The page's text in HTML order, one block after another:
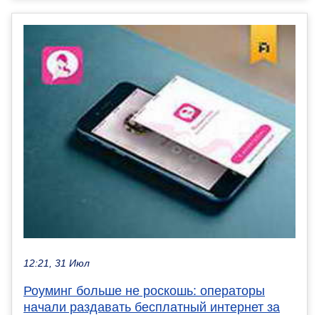
12:21, 31 Июл
Роуминг больше не роскошь: операторы
начали раздавать бесплатный интернет за